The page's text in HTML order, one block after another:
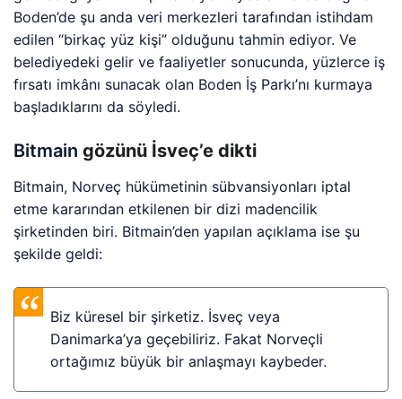
Boden’de şu anda veri merkezleri tarafından istihdam
edilen “birkaç yüz kişi” olduğunu tahmin ediyor. Ve
belediyedeki gelir ve faaliyetler sonucunda, yüzlerce iş
fırsatı imkânı sunacak olan Boden İş Parkı’nı kurmaya
başladıklarını da söyledi.
Bitmain gözünü İsveç’e dikti
Bitmain, Norveç hükümetinin sübvansiyonları iptal
etme kararından etkilenen bir dizi madencilik
şirketinden biri. Bitmain’den yapılan açıklama ise şu
şekilde geldi:
Biz küresel bir şirketiz. İsveç veya
Danimarka’ya geçebiliriz. Fakat Norveçli
ortağımız büyük bir anlaşmayı kaybeder.